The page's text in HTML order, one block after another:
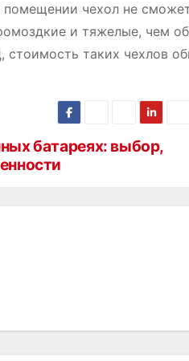
помещении чехол не
и тяжелые, чем
стоимость таких чехлов
батареях: выбор,